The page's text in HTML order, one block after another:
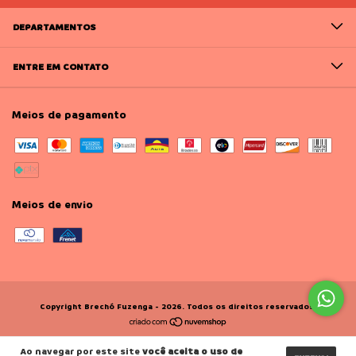
Ao navegar por este sitevocê aceita o uso de
DEPARTAMENTOS
ENTRE EM CONTATO
Meios de pagamento
Meios de envio
Copyright Brechó Fuzenga - 2026. Todos os direitos reservados.